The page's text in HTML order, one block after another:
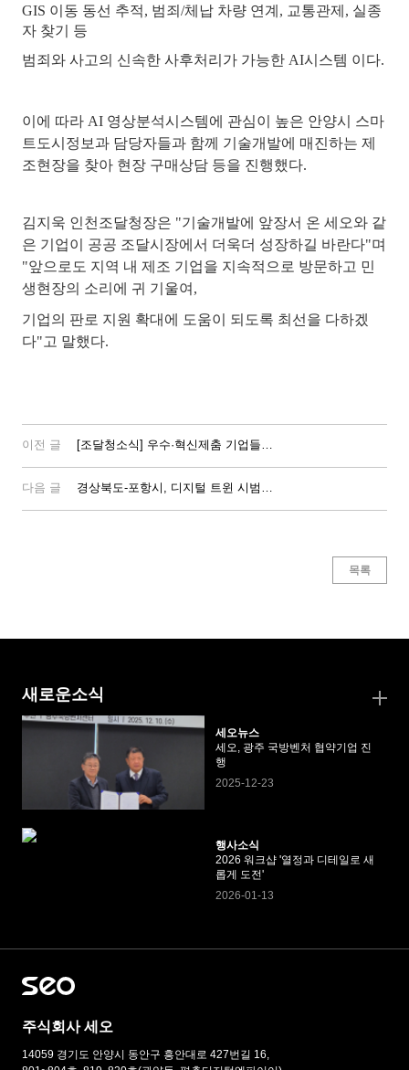
GIS 이동 동선 추적, 범죄/체납 차량 연계, 교통관제, 실종
자 찾기 등
범죄와 사고의 신속한 사후처리가 가능한 AI시스템 이다.
이에 따라 AI 영상분석시스템에 관심이 높은 안양시 스마
트도시정보과 담당자들과 함께 기술개발에 매진하는 제
조현장을 찾아 현장 구매상담 등을 진행했다.
김지욱 인천조달청장은 "기술개발에 앞장서 온 세오와 같
은 기업이 공공 조달시장에서 더욱더 성장하길 바란다"며
"앞으로도 지역 내 제조 기업을 지속적으로 방문하고 민
생현장의 소리에 귀 기울여,
기업의 판로 지원 확대에 도움이 되도록 최선을 다하겠
다"고 말했다.
이전 글 [조달청소식] 우수·혁신제춤 기업들과 제도개선 논의
다음 글 경상북도-포항시, 디지털 트윈 시범구역 서비스 본격 추진
목록
새로운소식
세오뉴스
세오, 광주 국방벤처 협약기업 진
행
2025-12-23
행사소식
2026 워크샵 '열정과 디테일로 새
롭게 도전'
2026-01-13
주식회사 세오
14059 경기도 안양시 동안구 흥안대로 427번길 16,